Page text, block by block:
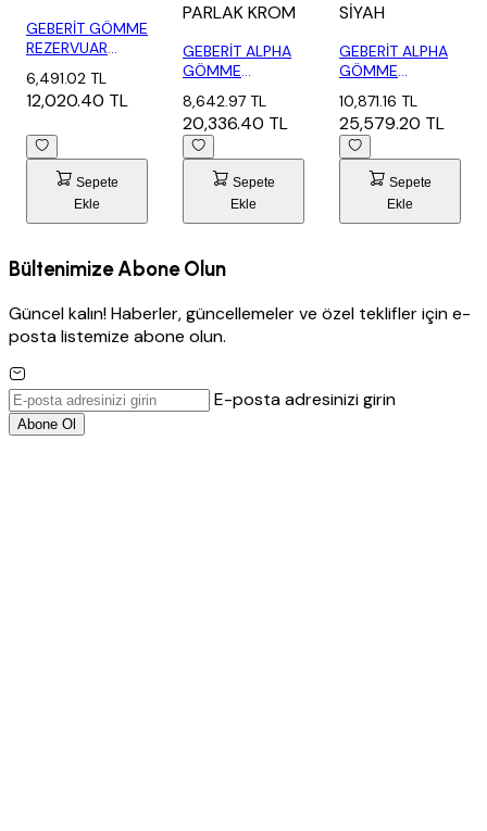
GEBERİT GÖMME
REZERVUAR
KOMBİ...
6,491.02 TL
12,020.40 TL
Sepete
Ekle
PARLAK KROM
GEBERİT ALPHA
GÖMME
- PAR...
8,642.97 TL
20,336.40 TL
Sepete
Ekle
SİYAH
GEBERİT ALPHA
GÖMME
- MAT...
10,871.16 TL
25,579.20 TL
Sepete
Ekle
Bültenimize Abone Olun
Güncel kalın! Haberler, güncellemeler ve özel teklifler için e-
posta listemize abone olun.
E-posta adresinizi girin
Abone Ol